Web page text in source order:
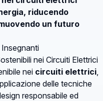
riducendo
un futuro
nei Circuiti Elettrici
nei circuiti elettrici
delle tecniche
responsabile ed